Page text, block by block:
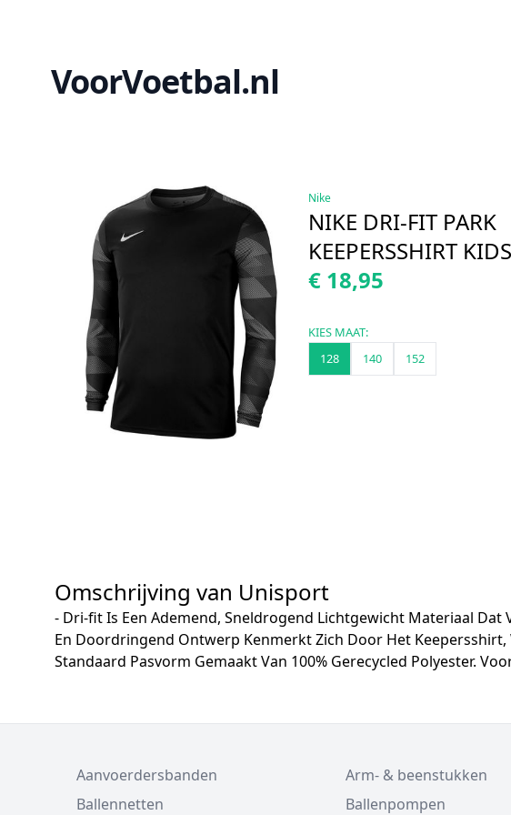
VoorVoetbal.nl
Nike
NIKE DRI-FIT PARK
KEEPERSSHIRT KIDS
€ 18,95
KIES MAAT:
128
140 152
Omschrijving van Unisport
- Dri-fit Is Een Ademend, Sneldrogend Lichtgewicht Materiaal
En Doordringend Ontwerp Kenmerkt Zich Door Het
Standaard Pasvorm Gemaakt Van 100% Gerecycled Polyester.
Aanvoerdersbanden Arm- & beenstukken
Ballennetten
Ballenpompen